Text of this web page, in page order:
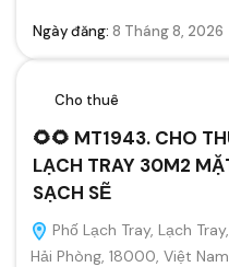
Ngày đăng: 8 Tháng 8, 2026
Cho thuê
🌻🌻 MT1943. CHO
LẠCH TRAY 30M2
SẠCH SẼ
Phố Lạch Tray, Lạch
Hải Phòng, 18000, Việt Nam